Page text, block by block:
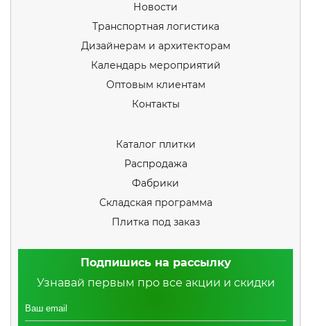
Новости
Транспортная логистика
Дизайнерам и архитекторам
Календарь мероприятий
Оптовым клиентам
Контакты
Каталог плитки
Распродажа
Фабрики
Складская программа
Плитка под заказ
Подпишись на рассылку
Узнавай первым про все акции и скидки